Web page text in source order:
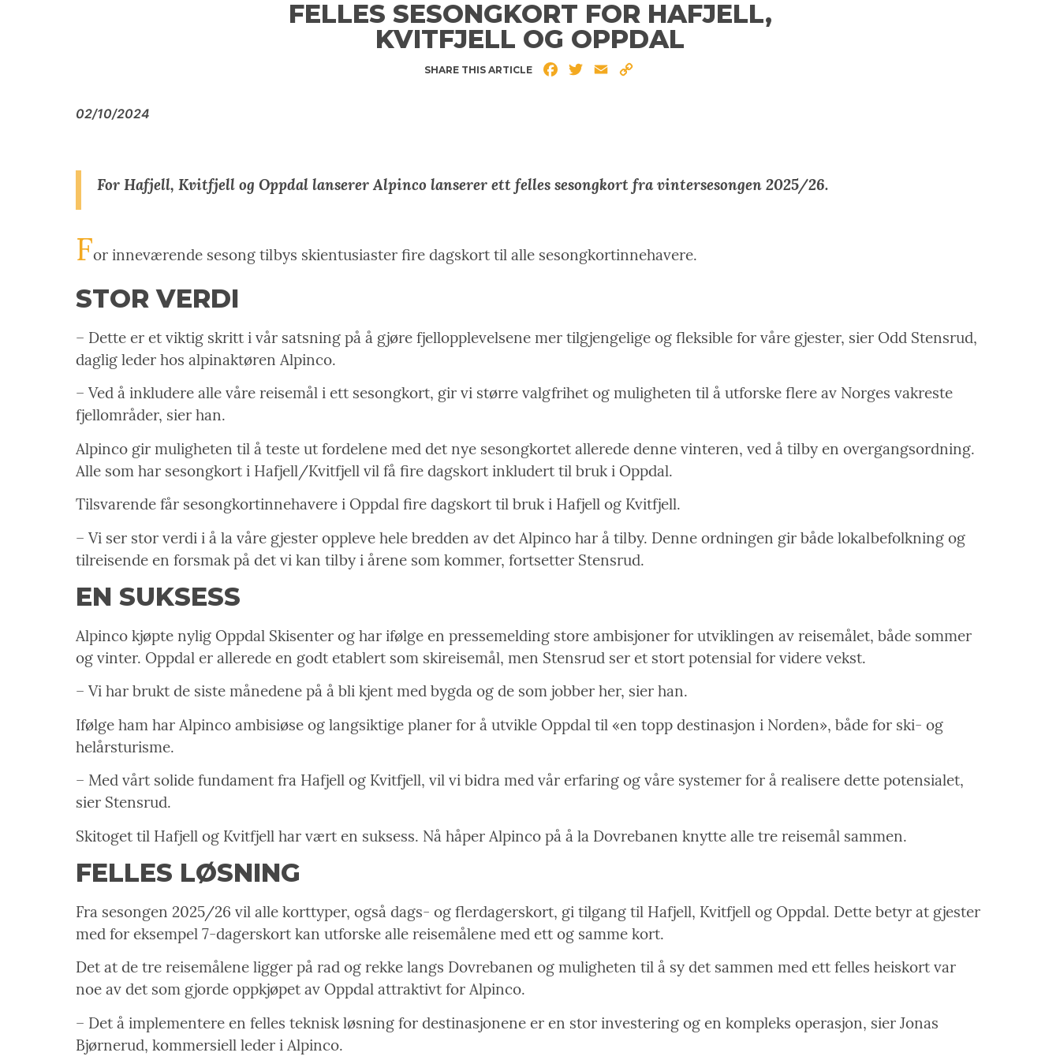
FELLES SESONGKORT FOR HAFJELL,
KVITFJELL OG OPPDAL
SHARE THIS ARTICLE FacebookTwitterEmail
02/10/2024
For Hafjell, Kvitfjell og Oppdal lanserer Alpinco lanserer ett felles sesongkort fra vintersesongen 2025/26.
For inneværende sesong tilbys skientusiaster fire dagskort til alle sesongkortinnehavere.
STOR VERDI
– Dette er et viktig skritt i vår satsning på å gjøre fjellopplevelsene mer tilgjengelige og fleksible for våre gjester, sier Odd Stensrud,
daglig leder hos alpinaktøren Alpinco.
– Ved å inkludere alle våre reisemål i ett sesongkort, gir vi større valgfrihet og muligheten til å utforske flere av Norges vakreste
fjellområder, sier han.
Alpinco gir muligheten til å teste ut fordelene med det nye sesongkortet allerede denne vinteren, ved å tilby en overgangsordning.
Alle som har sesongkort i Hafjell/Kvitfjell vil få fire dagskort inkludert til bruk i Oppdal.
Tilsvarende får sesongkortinnehavere i Oppdal fire dagskort til bruk i Hafjell og Kvitfjell.
– Vi ser stor verdi i å la våre gjester oppleve hele bredden av det Alpinco har å tilby. Denne ordningen gir både lokalbefolkning og
tilreisende en forsmak på det vi kan tilby i årene som kommer, fortsetter Stensrud.
EN SUKSESS
Alpinco kjøpte nylig Oppdal Skisenter og har ifølge en pressemelding store ambisjoner for utviklingen av reisemålet, både sommer
og vinter. Oppdal er allerede en godt etablert som skireisemål, men Stensrud ser et stort potensial for videre vekst.
– Vi har brukt de siste månedene på å bli kjent med bygda og de som jobber her, sier han.
Ifølge ham har Alpinco ambisiøse og langsiktige planer for å utvikle Oppdal til «en topp destinasjon i Norden», både for ski- og
helårsturisme.
– Med vårt solide fundament fra Hafjell og Kvitfjell, vil vi bidra med vår erfaring og våre systemer for å realisere dette potensialet,
sier Stensrud.
Skitoget til Hafjell og Kvitfjell har vært en suksess. Nå håper Alpinco på å la Dovrebanen knytte alle tre reisemål sammen.
FELLES LØSNING
Fra sesongen 2025/26 vil alle korttyper, også dags- og flerdagerskort, gi tilgang til Hafjell, Kvitfjell og Oppdal. Dette betyr at gjester
med for eksempel 7-dagerskort kan utforske alle reisemålene med ett og samme kort.
Det at de tre reisemålene ligger på rad og rekke langs Dovrebanen og muligheten til å sy det sammen med ett felles heiskort var
noe av det som gjorde oppkjøpet av Oppdal attraktivt for Alpinco.
– Det å implementere en felles teknisk løsning for destinasjonene er en stor investering og en kompleks operasjon, sier Jonas
Bjørnerud, kommersiell leder i Alpinco.